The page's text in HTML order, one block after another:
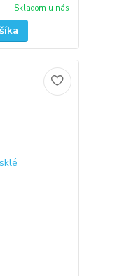
Skladom u nás